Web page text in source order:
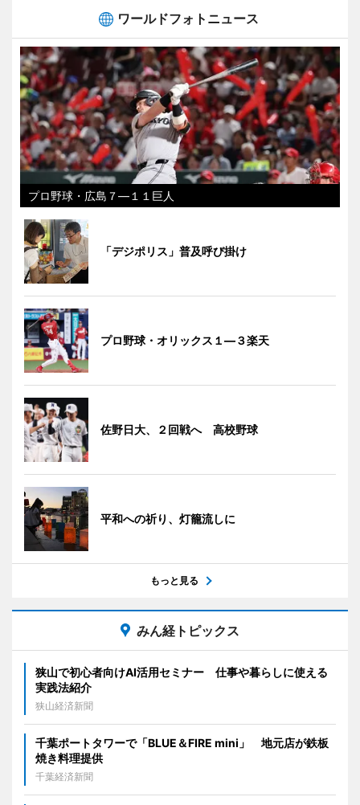
ワールドフォトニュース
プロ野球・広島７―１１巨人
「デジポリス」普及呼び掛け
プロ野球・オリックス１―３楽天
佐野日大、２回戦へ 高校野球
平和への祈り、灯籠流しに
もっと見る
みん経トピックス
狭山で初心者向けAI活用セミナー 仕事や暮らしに使える
実践法紹介
狭山経済新聞
千葉ポートタワーで「BLUE＆FIRE mini」 地元店が鉄板
焼き料理提供
千葉経済新聞